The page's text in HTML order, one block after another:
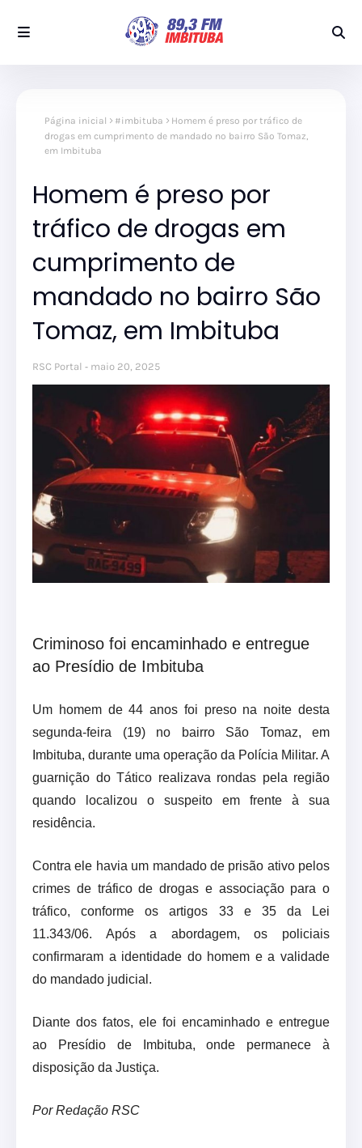
Página inicial #imbituba
Homem é preso por tráfico de
drogas em cumprimento de mandado no bairro São Tomaz,
em Imbituba
Homem é preso por
tráfico de drogas em
cumprimento de
mandado no bairro São
Tomaz, em Imbituba
RSC Portal maio 20, 2025
Criminoso foi encaminhado e entregue
ao Presídio de Imbituba
Um homem de 44 anos foi preso na noite desta
segunda-feira (19) no bairro São Tomaz, em
Imbituba, durante uma operação da Polícia Militar. A
guarnição do Tático realizava rondas pela região
quando localizou o suspeito em frente à sua
residência.
Contra ele havia um mandado de prisão ativo pelos
crimes de tráfico de drogas e associação para o
tráfico, conforme os artigos 33 e 35 da Lei
11.343/06. Após a abordagem, os policiais
confirmaram a identidade do homem e a validade
do mandado judicial.
Diante dos fatos, ele foi encaminhado e entregue
ao Presídio de Imbituba, onde permanece à
disposição da Justiça.
Por Redação RSC